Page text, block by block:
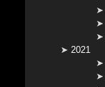
2021